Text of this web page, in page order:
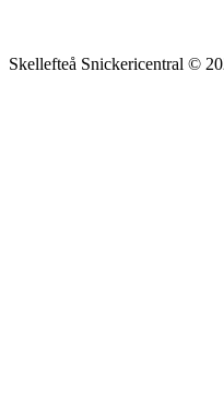
Skellefteå Snickericentral ©